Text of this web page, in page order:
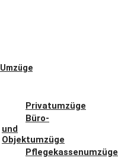
Umzüge
Privatumzüge
Büro-
und
Objektumzüge
Pflegekassenumzüge